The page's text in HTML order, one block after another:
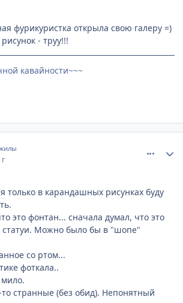
фурикуристка открыла свою галеру =)
- труу!!!
кавайности~~~
только в карандашных рисунках буду
это фонтан... сначала думал, что это
статуи. Можно было бы в "шопе"
со ртом...
фоткала..
мило.
то странные (без обид). Непонятный